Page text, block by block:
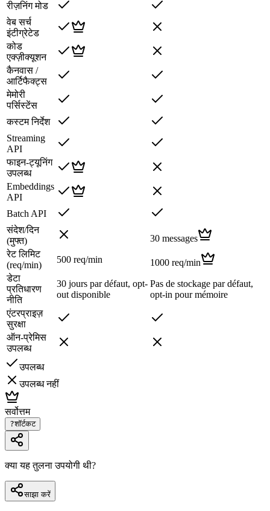
रीज़निंग मोड
वेब सर्च
इंटीग्रेटेड
कोड
एक्ज़ीक्यूशन
कैनवास /
आर्टिफैक्ट्स
मेमोरी
पर्सिस्टेंस
कस्टम निर्देश
Streaming
API
फाइन-ट्यूनिंग
उपलब्ध
Embeddings
API
Batch API
संदेश/दिन
(मुफ्त)
30 messages
रेट लिमिट
(req/min)
500 req/min
1000 req/min
डेटा
प्रतिधारण
नीति
30 jours par défaut, opt-
out disponible
Pas de stockage par défaut,
opt-in pour mémoire
एंटरप्राइज़
सुरक्षा
ऑन-प्रेमिस
उपलब्ध
उपलब्ध
उपलब्ध नहीं
सर्वोत्तम
?शॉर्टकट
क्या यह तुलना उपयोगी थी?
साझा करें